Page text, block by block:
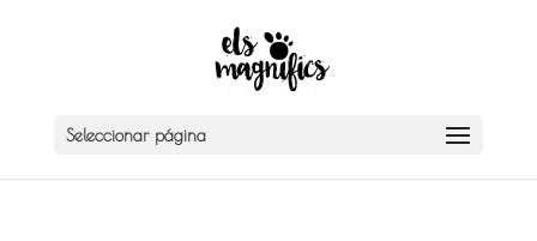
Seleccionar página